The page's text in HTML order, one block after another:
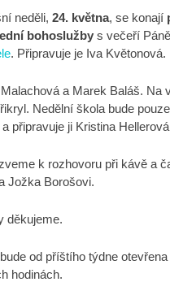
neděli, 24. května, se konají
bohoslužby s večeří
. Připravuje je Iva Květonová.
a Marek Baláš. Na
Nedělní škola bude
připravuje ji Kristina
k rozhovoru při kávě a
Jožka Borošovi.
děkujeme.
od příštího týdne otevřena
hodinách.